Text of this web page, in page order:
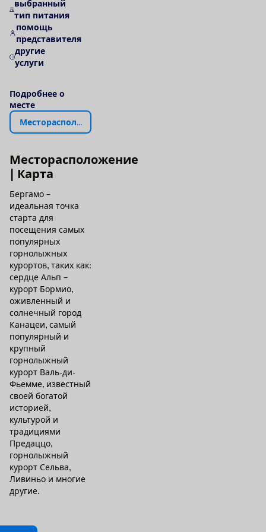
выбранный
тип питания
помощь
представителя
другие
услуги
Подробнее о
месте
Месторасполож
Месторасположение
Карта
Бергамо –
идеальная точка
старта для
посещения самых
популярных
горнолыжных
курортов, таких как:
сердце Альп –
курорт Бормио,
оживленный и
солнечный город
Канацеи, самый
популярный и
крупный
горнолыжный
курорт Валь-ди-
Фьемме, известный
своей богатой
историей,
культурой и
традициями
Предаццо,
горнолыжный
курорт Сельва,
Ливиньо и многие
другие.